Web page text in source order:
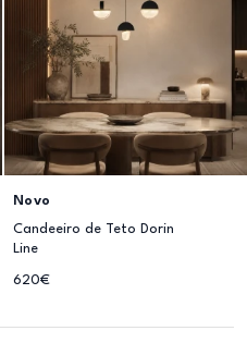
Novo
Candeeiro de Teto Dorin
Line
620€